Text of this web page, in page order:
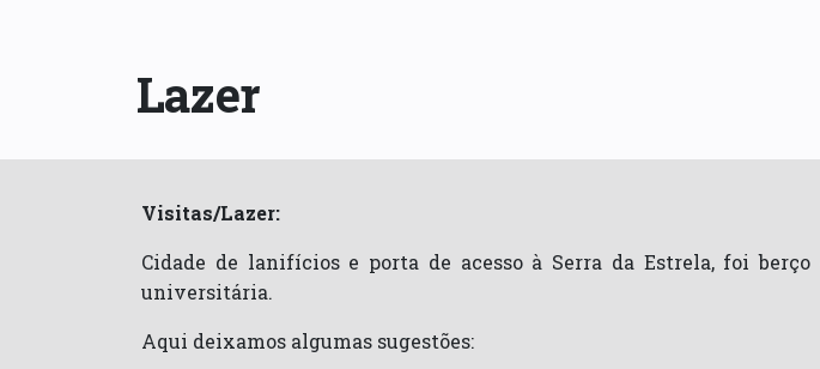
Lazer
Visitas/Lazer:
Cidade de lanifícios e porta de acesso à Serra da Estrela, foi
universitária.
Aqui deixamos algumas sugestões: